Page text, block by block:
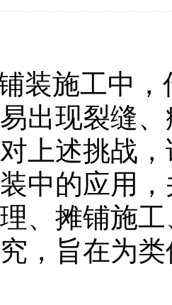
装施工中
出现裂缝
上述挑战
中的应用
、摊铺施
，旨在为